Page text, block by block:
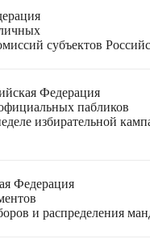
субъектов
Федерация
пабликов
избирательной
Федерация
и распределения